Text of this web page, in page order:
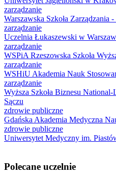
zarządzanie
Warszawska Szkoła Zarządzania -
zarządzanie
Uczelnia Łukaszewski w
zarządzanie
WSPiA Rzeszowska Szkoła
zarządzanie
WSHiU Akademia Nauk
zarządzanie
Wyższa Szkoła Biznesu
Sączu
zdrowie publiczne
Gdańska Akademia Medyczna
zdrowie publiczne
Uniwersytet Medyczny im.
Polecane uczelnie